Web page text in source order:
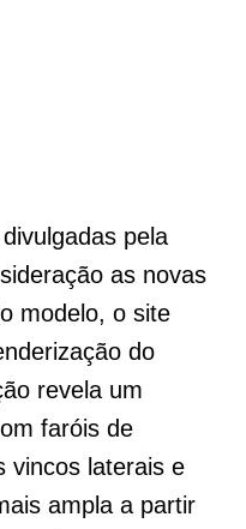
pela
as novas
modelo, o site
do
revela um
faróis de
vincos laterais e
ampla a partir